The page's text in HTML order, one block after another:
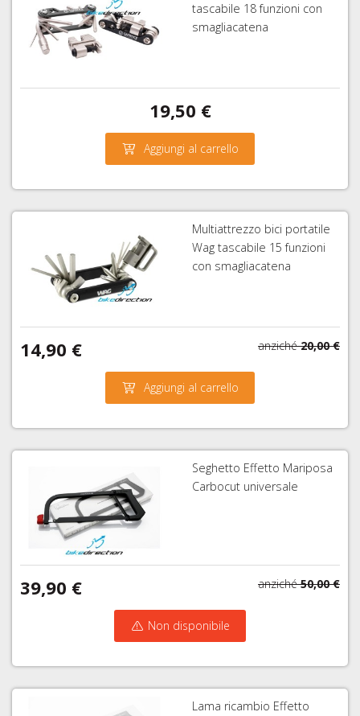
tascabile 18 funzioni con
smagliacatena
19,50 €
Aggiungi al carrello
Multiattrezzo bici portatile
Wag tascabile 15 funzioni
con smagliacatena
14,90 € anziché 20,00 €
Aggiungi al carrello
Seghetto Effetto Mariposa
Carbocut universale
39,90 € anziché 50,00 €
Non disponibile
Lama ricambio Effetto